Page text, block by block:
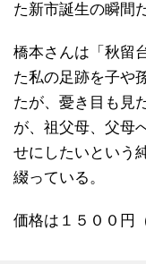
た新市誕生の瞬間
橋本さんは「秋留
た私の足跡を子や
たが、憂き目も見
が、祖父母、父母
せにしたいという
綴っている。
価格は１５００円